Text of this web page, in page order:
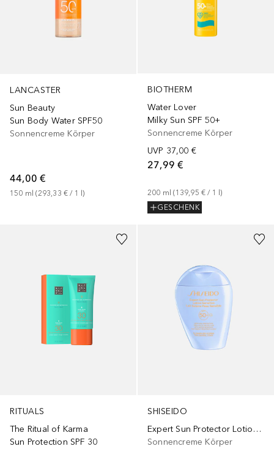
LANCASTER
Sun Beauty
Sun Body Water SPF50
Sonnencreme Körper
44,00 €
150 ml (293,33 € / 1 l)
BIOTHERM
Water Lover
Milky Sun SPF 50+
Sonnencreme Körper
UVP 37,00 €
27,99 €
200 ml (139,95 € / 1 l)
GESCHENK
RITUALS
The Ritual of Karma
Sun Protection SPF 30
SHISEIDO
Expert Sun Protector Lotion Sensitive SPF 50+
Sonnencreme Körper